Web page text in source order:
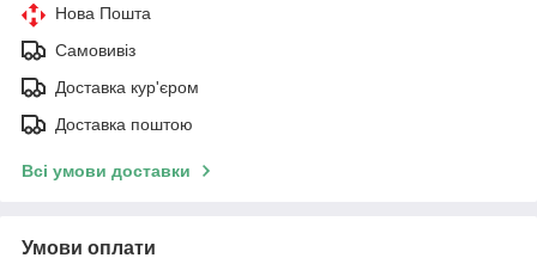
Нова Пошта
Самовивіз
Доставка кур'єром
Доставка поштою
Всі умови доставки
Умови оплати